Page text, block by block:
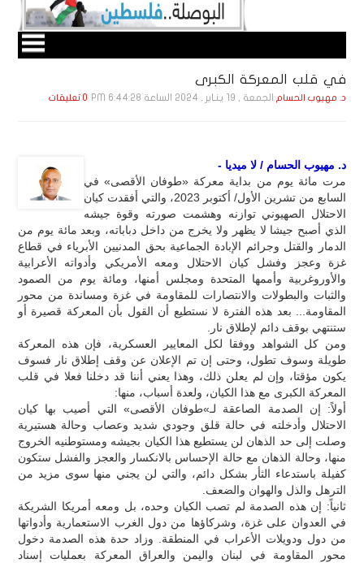
في قلب المعركة الكبرى
د. مهيوب الحسام الجمعة , 19 يـنـاير , 2024 الساعة 6:44:28 PM 0 تعليقات
د. مهيوب الحسام / لا ميديا -
مرت مائة يوم من بداية معركة «طوفان الأقصى» في
السابع من تشرين الأول/ أكتوبر 2023، والتي أفقدت كيان
الاحتلال الصهيوني توازنه وهشمت صورته وقوة جيشه
الذي أصبح جيشا لا يظهر ولا يخرج من داخل دباباته، وبعد مائة يوم من
الدمار والقتل وجرائم الإبادة الجماعية بحق المدنيين الأبرياء في قطاع
غزة وعجز وفشل كيان الاحتلال ومعه الأمريكي وأدواته الأعرابية
والأوروغربية وأممها المتحدة ومجلس أمنها، ومائة يوم من الصمود
والثبات والبطولات والانتصارات للمقاومة في غزة ومساندة من محور
المقاومة... بعد هذه الفترة لا نستطيع أن القول بأن المعركة قصيرة أو
ستنتهي بوقف دائم لإطلاق نار.
ومن كل الشواهد ووفقا لكل المعايير العسكرية، فإن هذه المعركة
طويلة وسوف تطول، وحتى إن تم الإعلان عن وقف إطلاق نار فسوف
يكون مؤقتا، وإن لم يعلن ذلك، وهذا يعني أننا قد دخلنا فعلا في قلب
المعركة الكبرى مع هذا الكيان، ولعدة أسباب، منها:
أولاً: إن الصدمة الصاعقة لـ»طوفان الأقصى» التي أصيب بها كيان
الاحتلال وأدخلته في حالة قلق وجودي شديد وعصاب وحالة هستيرية
وصلت إلى حد الذهان لن يستطيع هذا الكيان بجيشه ومستوطنيه الخروج
منها، وحالة الذهان مع حالة الإحساس بالانكسار والعجز والفشل ستكون
كفيلة باستدعاء الثأر بشكل دائم، والتي لن يجني منها سوى مزيد من
الترهل والذل والهوان والضعف.
ثانياً: إن هذه الصدمة لم تصب الكيان وحده، بل ومعه أمريكا الشريكة
في العدوان على غزة، وشركاؤها من دول الغرب الاستعمارية وأدواتها
من دول ودويلات الأعراب في المنطقة. وزاد حدة هذه الصدمة دخول
محور المقاومة في لبنان واليمن والعراق المعركة بعمليات إسناد